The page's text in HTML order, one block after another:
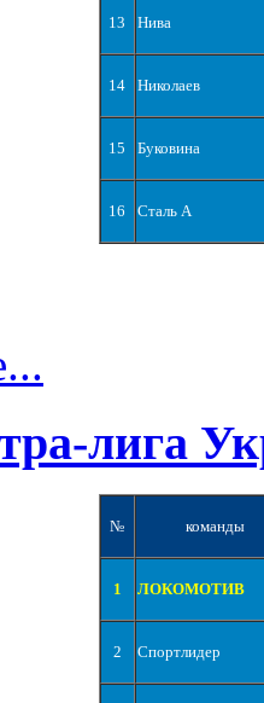
13 Нива
14 Николаев
15 Буковина
16 Сталь А
лига
№ команды
1 ЛОКОМОТИВ
2 Спортлидер